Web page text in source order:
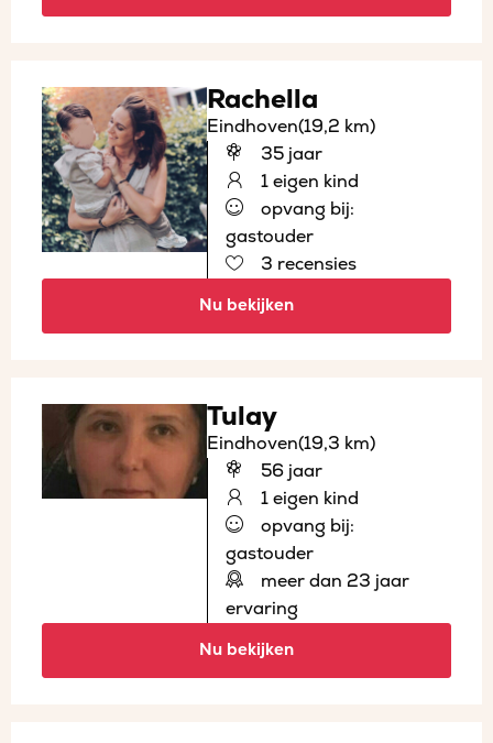
Rachella
Eindhoven(19,2 km)
35 jaar
1 eigen kind
opvang bij:
gastouder
3 recensies
Nu bekijken
Tulay
Eindhoven(19,3 km)
56 jaar
1 eigen kind
opvang bij:
gastouder
meer dan 23 jaar
ervaring
Nu bekijken